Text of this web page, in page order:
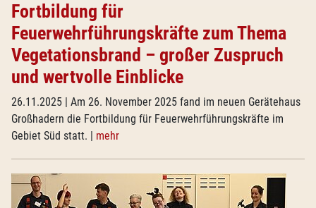
Fortbildung für
Feuerwehrführungskräfte zum Thema
Vegetationsbrand – großer Zuspruch
und wertvolle Einblicke
26.11.2025 | Am 26. November 2025 fand im neuen Gerätehaus
Großhadern die Fortbildung für Feuerwehrführungskräfte im
Gebiet Süd statt. | mehr